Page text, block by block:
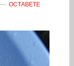
ОСТАВЕТЕ